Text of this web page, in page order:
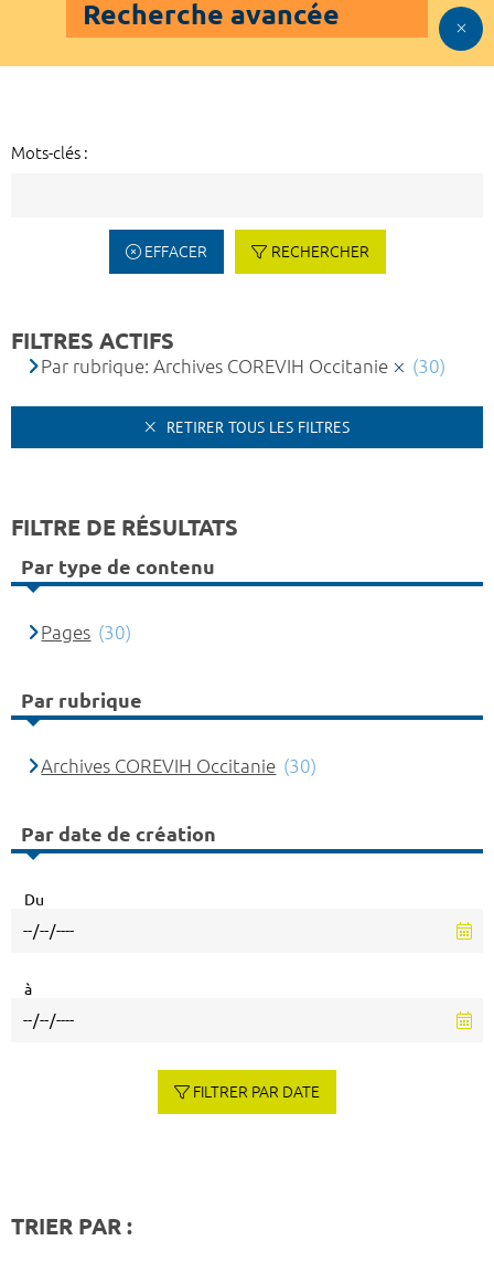
Recherche avancée
Mots-clés :
EFFACER RECHERCHER
FILTRES ACTIFS
Par rubrique: Archives COREVIH Occitanie (30)
RETIRER TOUS LES FILTRES
FILTRE DE RÉSULTATS
Par type de contenu
Pages (30)
Par rubrique
Archives COREVIH Occitanie (30)
Par date de création
Du
à
FILTRER PAR DATE
TRIER PAR :